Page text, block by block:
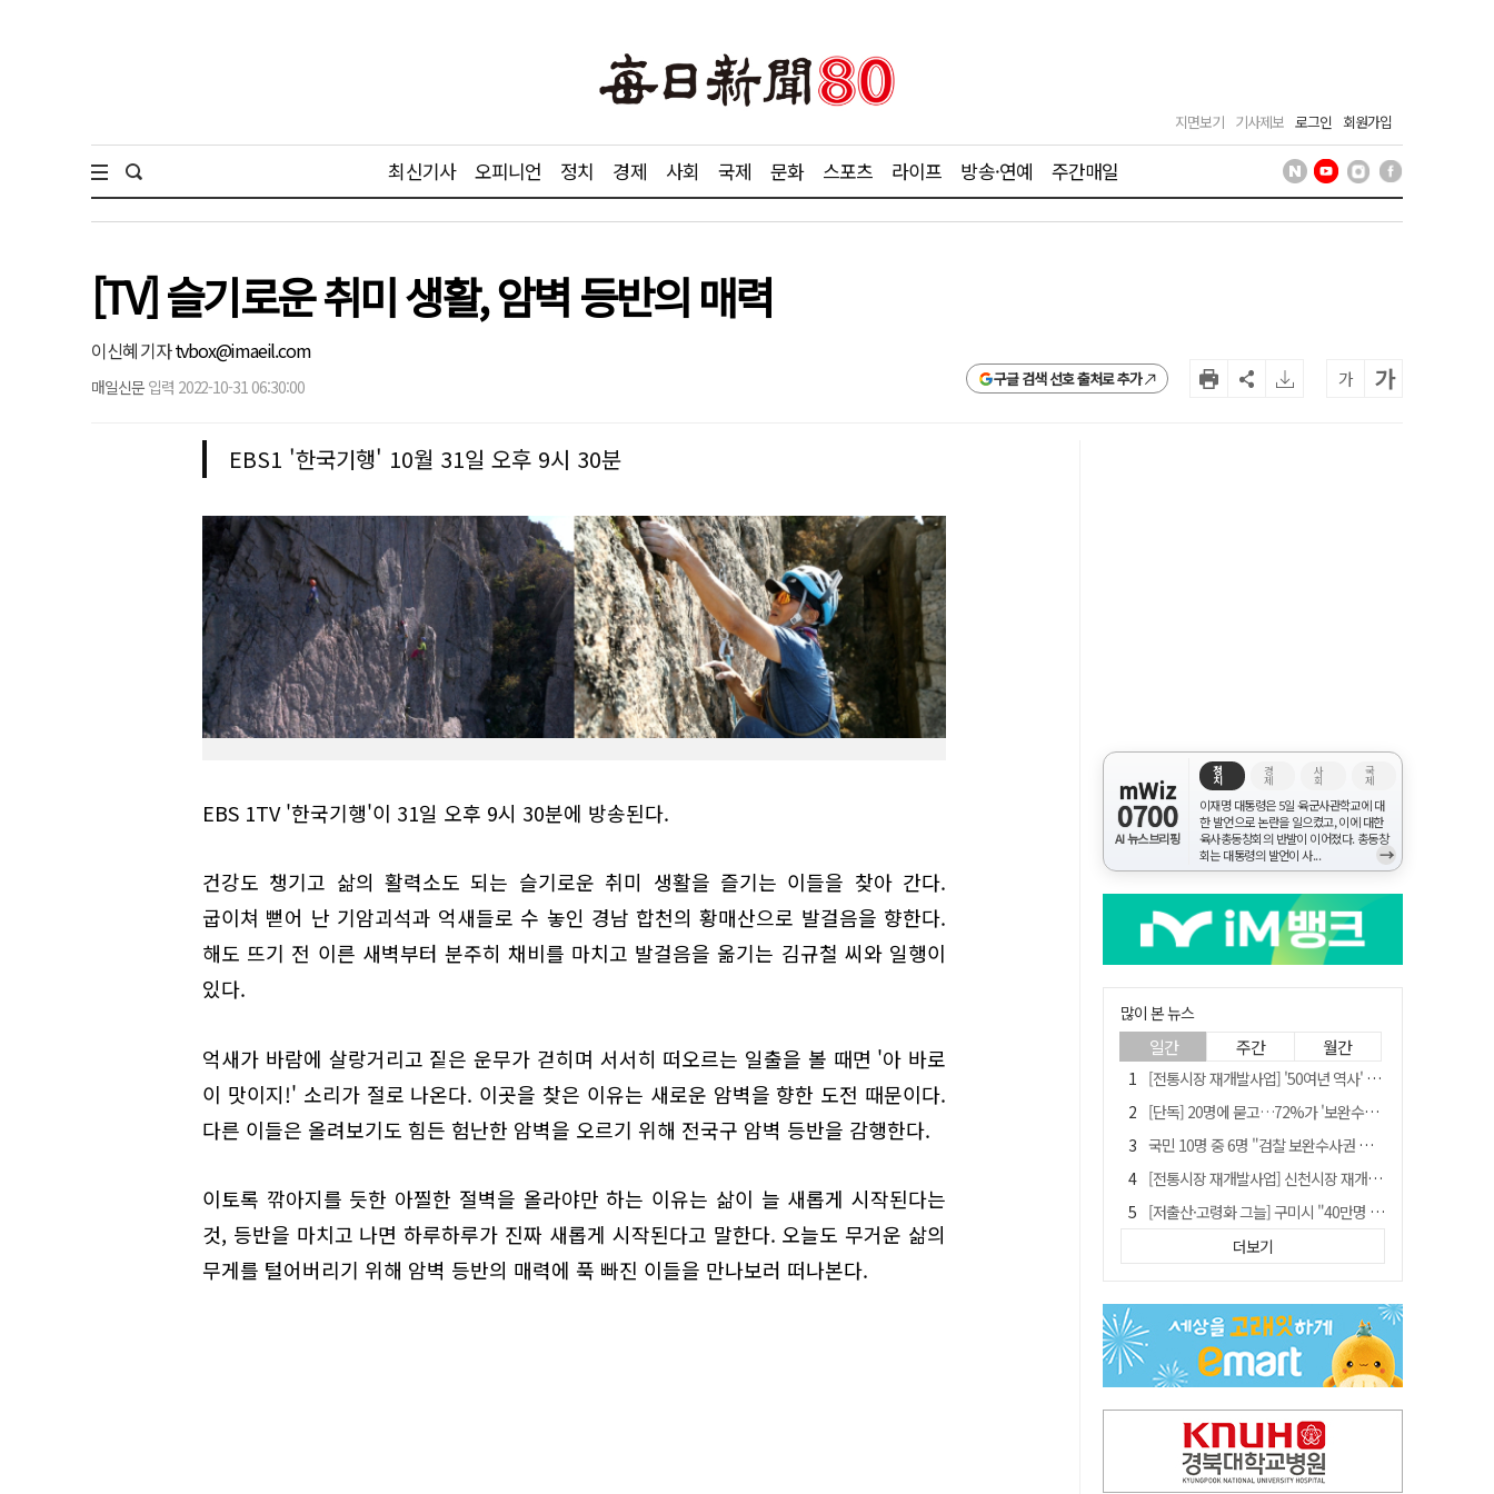
지면보기 기사제보 로그인 회원가입
최신기사 오피니언 정치 경제 사회 국제 문화 스포츠 라이프 방송·연예 주간매일
[TV] 슬기로운 취미 생활, 암벽 등반의 매력
이신혜 기자tvbox@imaeil.com
매일신문 입력 2022-10-31 06:30:00 구글 검색 선호 출처로 추가 가 가
EBS1 '한국기행' 10월 31일 오후 9시 30분
EBS 1TV '한국기행'이 31일 오후 9시 30분에 방송된다.
건강도 챙기고 삶의 활력소도 되는 슬기로운 취미 생활을 즐기는 이들을 찾아 간다.
굽이쳐 뻗어 난 기암괴석과 억새들로 수 놓인 경남 합천의 황매산으로 발걸음을 향한다.
해도 뜨기 전 이른 새벽부터 분주히 채비를 마치고 발걸음을 옮기는 김규철 씨와 일행이
있다.
억새가 바람에 살랑거리고 짙은 운무가 걷히며 서서히 떠오르는 일출을 볼 때면 '아 바로
이 맛이지!' 소리가 절로 나온다. 이곳을 찾은 이유는 새로운 암벽을 향한 도전 때문이다.
다른 이들은 올려보기도 힘든 험난한 암벽을 오르기 위해 전국구 암벽 등반을 감행한다.
이토록 깎아지를 듯한 아찔한 절벽을 올라야만 하는 이유는 삶이 늘 새롭게 시작된다는
것, 등반을 마치고 나면 하루하루가 진짜 새롭게 시작된다고 말한다. 오늘도 무거운 삶의
무게를 털어버리기 위해 암벽 등반의 매력에 푹 빠진 이들을 만나보러 떠나본다.
mWiz
0700
AI 뉴스브리핑
정
치
경
제
사
회
국
제
이재명 대통령은 5일 육군사관학교에 대
한 발언으로 논란을 일으켰고, 이에 대한
육사총동창회의 반발이 이어졌다. 총동창
회는 대통령의 발언이 사...
→
많이 본 뉴스
일간 주간 월간
[전통시장 재개발사업] '50여년 역사' 수성시장 자리에 25층 주상복합 들어선다
[단독] 20명에 묻고…72%가 '보완수사권 폐지'?
국민 10명 중 6명 "검찰 보완수사권 필요"…민주당 지지층도 53.8%
[전통시장 재개발사업] 신천시장 재개발, 준공 후에도 소송전
[저출산·고령화 그늘] 구미시 "40만명 사수" 고령군 "3만명대 회복"
안동-사가에, "50년 우정 넘어 미래 50년 함께 연다"
"오를까, 내릴까" 목표가 깎인 삼전·닉스…AMD 이어 샌디스크에 쏠린 눈
[인사]경상북도
'부산 돌려차기' 피해자, 서범수 "돌려차기 하죠" 실언 사과 수용
더보기